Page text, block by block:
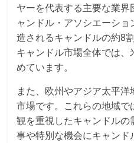
ヤーを代表する主要な業
ャンドル・アソシエーシ
造されるキャンドルの約8
キャンドル市場全体では
めています。
また、欧州やアジア太平
市場です。これらの地域
観を重視したキャンドル
事や特別な機会にキャン